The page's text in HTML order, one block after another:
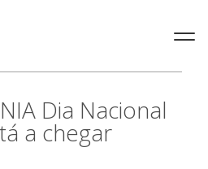
Dia Nacional
a chegar